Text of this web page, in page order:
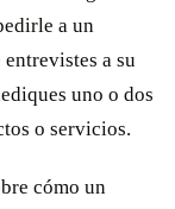
a un
a su
uno o dos
o servicios.
cómo un